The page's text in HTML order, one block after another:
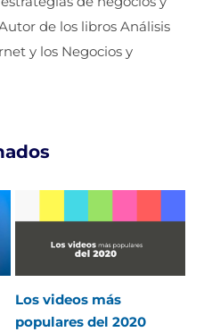
de los libros Análisis
y los Negocios y
Los videos más
populares del 2020